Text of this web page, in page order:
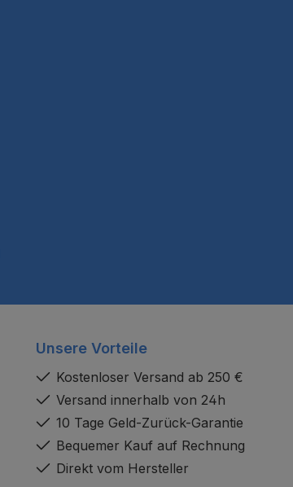
Unsere Vorteile
Kostenloser Versand ab 250 €
Versand innerhalb von 24h
10 Tage Geld-Zurück-Garantie
Bequemer Kauf auf Rechnung
Direkt vom Hersteller